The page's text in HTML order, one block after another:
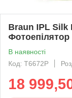
Braun IPL Silk
Фотоепілятор
В наявності
Код: T6672P
18